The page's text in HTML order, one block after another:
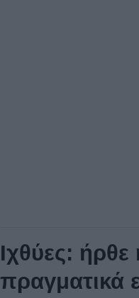
Ιχθύες: ήρθε
πραγματικά